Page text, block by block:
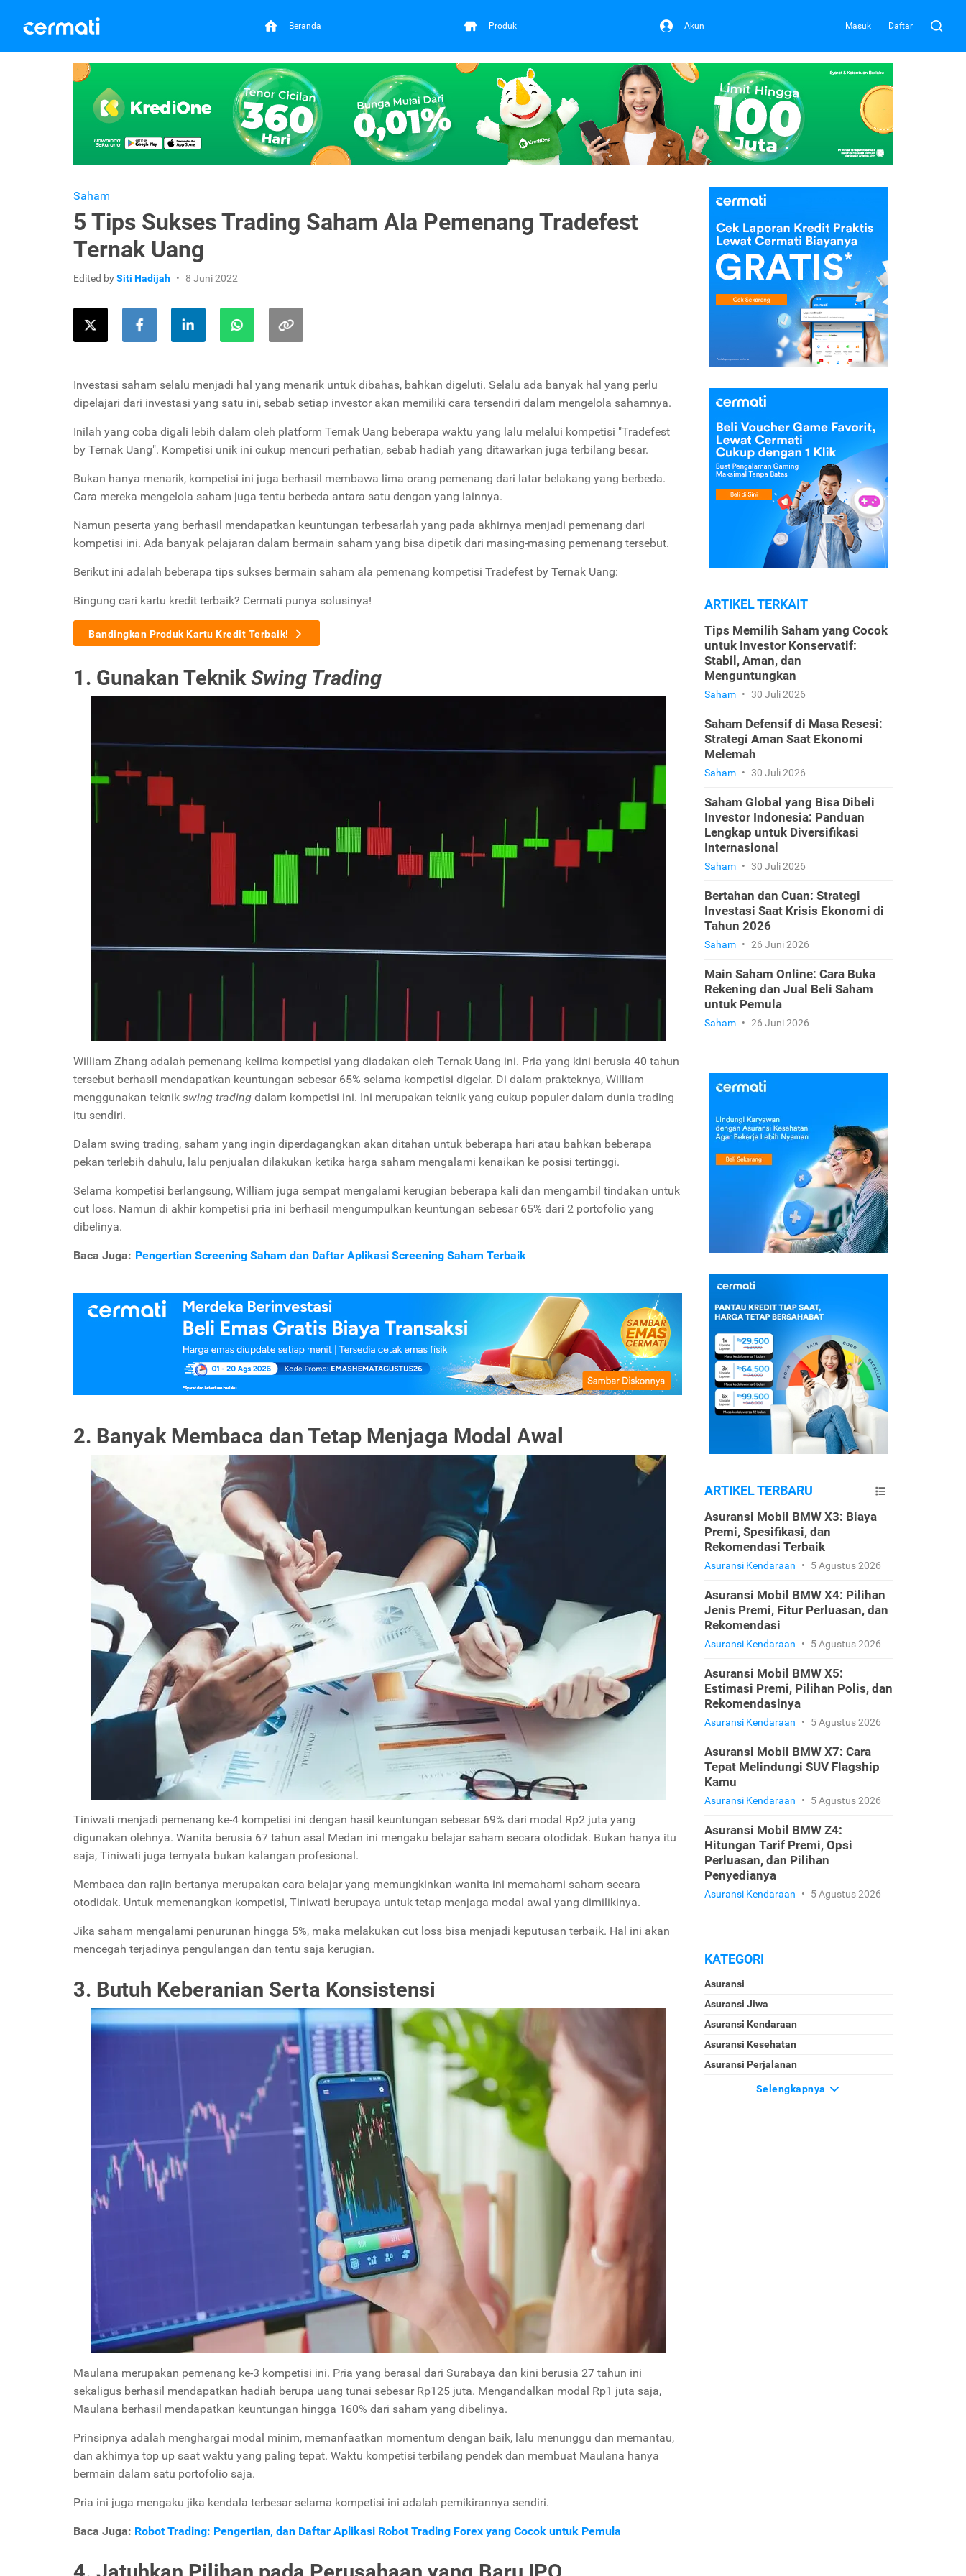
Beranda Produk Akun Masuk Daftar
Saham
5 Tips Sukses Trading Saham Ala Pemenang Tradefest
Ternak Uang
Edited bySiti Hadijah 8 Juni 2022
Investasi saham selalu menjadi hal yang menarik untuk dibahas, bahkan digeluti. Selalu ada banyak hal yang perlu
dipelajari dari investasi yang satu ini, sebab setiap investor akan memiliki cara tersendiri dalam mengelola sahamnya.
Inilah yang coba digali lebih dalam oleh platform Ternak Uang beberapa waktu yang lalu melalui kompetisi "Tradefest
by Ternak Uang". Kompetisi unik ini cukup mencuri perhatian, sebab hadiah yang ditawarkan juga terbilang besar.
Bukan hanya menarik, kompetisi ini juga berhasil membawa lima orang pemenang dari latar belakang yang berbeda.
Cara mereka mengelola saham juga tentu berbeda antara satu dengan yang lainnya.
Namun peserta yang berhasil mendapatkan keuntungan terbesarlah yang pada akhirnya menjadi pemenang dari
kompetisi ini. Ada banyak pelajaran dalam bermain saham yang bisa dipetik dari masing-masing pemenang tersebut.
Berikut ini adalah beberapa tips sukses bermain saham ala pemenang kompetisi Tradefest by Ternak Uang:
Bingung cari kartu kredit terbaik? Cermati punya solusinya!
Bandingkan Produk Kartu Kredit Terbaik!
1. Gunakan TeknikSwing Trading
William Zhang adalah pemenang kelima kompetisi yang diadakan oleh Ternak Uang ini. Pria yang kini berusia 40 tahun
tersebut berhasil mendapatkan keuntungan sebesar 65% selama kompetisi digelar. Di dalam prakteknya, William
menggunakan teknik swing trading dalam kompetisi ini. Ini merupakan teknik yang cukup populer dalam dunia trading
itu sendiri.
Dalam swing trading, saham yang ingin diperdagangkan akan ditahan untuk beberapa hari atau bahkan beberapa
pekan terlebih dahulu, lalu penjualan dilakukan ketika harga saham mengalami kenaikan ke posisi tertinggi.
Selama kompetisi berlangsung, William juga sempat mengalami kerugian beberapa kali dan mengambil tindakan untuk
cut loss. Namun di akhir kompetisi pria ini berhasil mengumpulkan keuntungan sebesar 65% dari 2 portofolio yang
dibelinya.
Baca Juga: Pengertian Screening Saham dan Daftar Aplikasi Screening Saham Terbaik
2. Banyak Membaca dan Tetap Menjaga Modal Awal
Tiniwati menjadi pemenang ke-4 kompetisi ini dengan hasil keuntungan sebesar 69% dari modal Rp2 juta yang
digunakan olehnya. Wanita berusia 67 tahun asal Medan ini mengaku belajar saham secara otodidak. Bukan hanya itu
saja, Tiniwati juga ternyata bukan kalangan profesional.
Membaca dan rajin bertanya merupakan cara belajar yang memungkinkan wanita ini memahami saham secara
otodidak. Untuk memenangkan kompetisi, Tiniwati berupaya untuk tetap menjaga modal awal yang dimilikinya.
Jika saham mengalami penurunan hingga 5%, maka melakukan cut loss bisa menjadi keputusan terbaik. Hal ini akan
mencegah terjadinya pengulangan dan tentu saja kerugian.
3. Butuh Keberanian Serta Konsistensi
Maulana merupakan pemenang ke-3 kompetisi ini. Pria yang berasal dari Surabaya dan kini berusia 27 tahun ini
sekaligus berhasil mendapatkan hadiah berupa uang tunai sebesar Rp125 juta. Mengandalkan modal Rp1 juta saja,
Maulana berhasil mendapatkan keuntungan hingga 160% dari saham yang dibelinya.
Prinsipnya adalah menghargai modal minim, memanfaatkan momentum dengan baik, lalu menunggu dan memantau,
dan akhirnya top up saat waktu yang paling tepat. Waktu kompetisi terbilang pendek dan membuat Maulana hanya
bermain dalam satu portofolio saja.
Pria ini juga mengaku jika kendala terbesar selama kompetisi ini adalah pemikirannya sendiri.
Baca Juga: Robot Trading: Pengertian, dan Daftar Aplikasi Robot Trading Forex yang Cocok untuk Pemula
ARTIKEL TERKAIT
Tips Memilih Saham yang Cocok
untuk Investor Konservatif:
Stabil, Aman, dan
Menguntungkan
Saham • 30 Juli 2026
Saham Defensif di Masa Resesi:
Strategi Aman Saat Ekonomi
Melemah
Saham • 30 Juli 2026
Saham Global yang Bisa Dibeli
Investor Indonesia: Panduan
Lengkap untuk Diversifikasi
Internasional
Saham • 30 Juli 2026
Bertahan dan Cuan: Strategi
Investasi Saat Krisis Ekonomi di
Tahun 2026
Saham • 26 Juni 2026
Main Saham Online: Cara Buka
Rekening dan Jual Beli Saham
untuk Pemula
Saham • 26 Juni 2026
ARTIKEL TERBARU
Asuransi Mobil BMW X3: Biaya
Premi, Spesifikasi, dan
Rekomendasi Terbaik
Asuransi Kendaraan • 5 Agustus 2026
Asuransi Mobil BMW X4: Pilihan
Jenis Premi, Fitur Perluasan, dan
Rekomendasi
Asuransi Kendaraan • 5 Agustus 2026
Asuransi Mobil BMW X5:
Estimasi Premi, Pilihan Polis, dan
Rekomendasinya
Asuransi Kendaraan • 5 Agustus 2026
Asuransi Mobil BMW X7: Cara
Tepat Melindungi SUV Flagship
Kamu
Asuransi Kendaraan • 5 Agustus 2026
Asuransi Mobil BMW Z4:
Hitungan Tarif Premi, Opsi
Perluasan, dan Pilihan
Penyedianya
Asuransi Kendaraan • 5 Agustus 2026
KATEGORI
Asuransi
Asuransi Jiwa
Asuransi Kendaraan
Asuransi Kesehatan
Asuransi Perjalanan
Selengkapnya